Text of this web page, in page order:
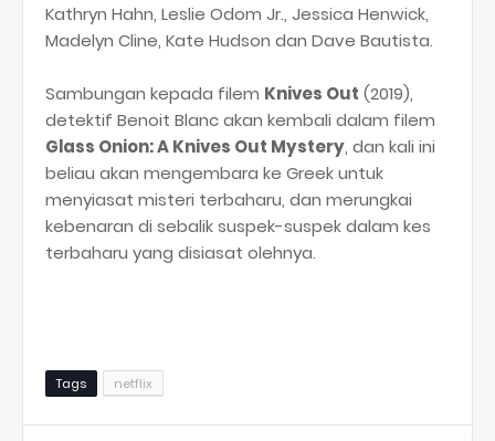
Kathryn Hahn, Leslie Odom Jr., Jessica Henwick,
Madelyn Cline, Kate Hudson dan Dave Bautista.
Sambungan kepada filem Knives Out (2019),
detektif Benoit Blanc akan kembali dalam filem
Glass Onion: A Knives Out Mystery, dan kali ini
beliau akan mengembara ke Greek untuk
menyiasat misteri terbaharu, dan merungkai
kebenaran di sebalik suspek-suspek dalam kes
terbaharu yang disiasat olehnya.
Tags netflix